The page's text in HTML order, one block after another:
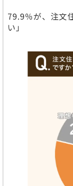
79.9％が、注文
い」